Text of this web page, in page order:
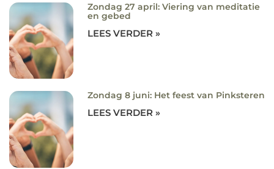
Zondag 27 april: Viering van meditatie
en gebed
LEES VERDER »
Zondag 8 juni: Het feest van Pinksteren
LEES VERDER »